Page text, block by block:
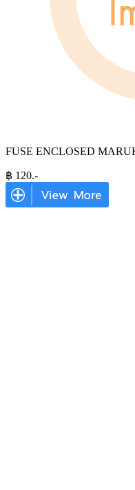
FUSE ENCLOSED
฿ 120.-